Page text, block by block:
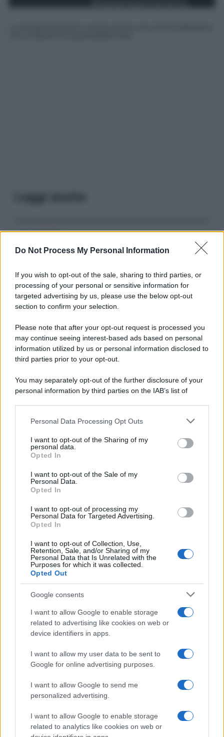
Do Not Process My Personal Information
If you wish to opt-out of the sale, sharing to third parties, or
processing of your personal or sensitive information for
targeted advertising by us, please use the below opt-out
section to confirm your selection.
Please note that after your opt-out request is processed you
may continue seeing interest-based ads based on personal
information utilized by us or personal information disclosed to
third parties prior to your opt-out.
You may separately opt-out of the further disclosure of your
personal information by third parties on the IAB’s list of
This information may also be disclosed by us to third parties
disclose it to other third parties.
Please note that this website/app uses one or more Google
services and may gather and store information including but
not limited to your visit or usage behaviour. You may click to
grant or deny consent to Google and its third-party tags to
consent section.
Personal Data Processing Opt Outs
I want to opt-out of the Sharing of my
personal data.
Opted In
I want to opt-out of the Sale of my
Personal Data.
Opted In
I want to opt-out of processing my
Personal Data for Targeted Advertising.
Opted In
I want to opt-out of Collection, Use,
Retention, Sale, and/or Sharing of my
Personal Data that Is Unrelated with the
Purposes for which it was collected.
Opted Out
Google consents
I want to allow Google to enable storage
related to advertising like cookies on web or
device identifiers in apps.
I want to allow my user data to be sent to
Google for online advertising purposes.
I want to allow Google to send me
personalized advertising.
I want to allow Google to enable storage
related to analytics like cookies on web or
3 Serie TV da Vedere con la Famiglia a
Film
Broadway al Grande Schermo, Ritmo e
Passione
I 5 Migliori Film di Corsa e Motori:
Adrenalina su Quattro Ruote e Sfide
Estreme
Le 10 Serie TV Italiane Più Amate di
Sempre: Dai Cult ai Nuovi Successi
Nazionali